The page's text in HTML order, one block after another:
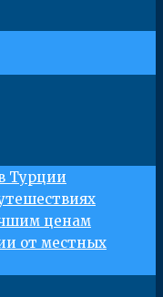
Турции
ценам
от местных